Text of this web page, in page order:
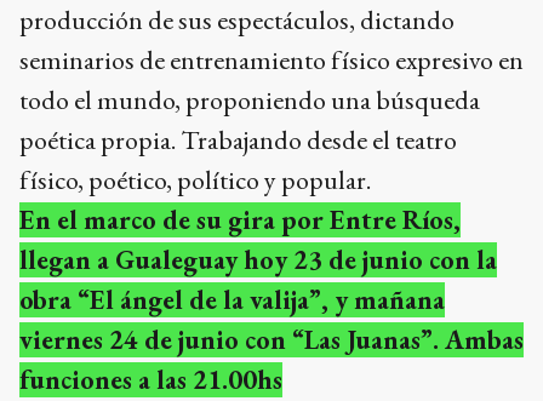
producción de sus espectáculos, dictando
seminarios de entrenamiento físico expresivo en
todo el mundo, proponiendo una búsqueda
poética propia. Trabajando desde el teatro
físico, poético, político y popular.
En el marco de su gira por Entre Ríos,
llegan a Gualeguay hoy 23 de junio con la
obra “El ángel de la valija”, y mañana
viernes 24 de junio con “Las Juanas”. Ambas
funciones a las 21.00hs